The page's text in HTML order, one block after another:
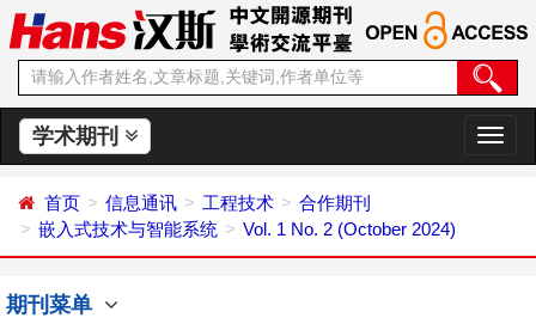
学术期刊
切
换
首页 信息通讯 工程技术
合作期刊
嵌入式技术与智能系统
Vol. 1 No. 2 (October 2024)
期刊菜单